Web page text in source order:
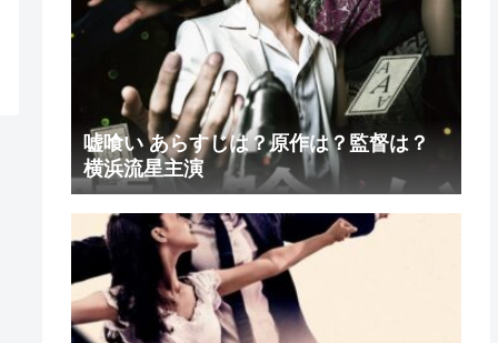
嘘喰い あらすじは？原作は？監督は？
横浜流星主演